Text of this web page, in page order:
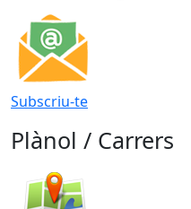
Subscriu-te
Plànol / Carrers